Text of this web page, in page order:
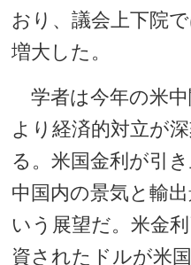
おり、議会上下院
増大した。
学者は今年の米中
より経済的対立が
る。米国金利が引
中国内の景気と輸
いう展望だ。米金
資されたドルが米